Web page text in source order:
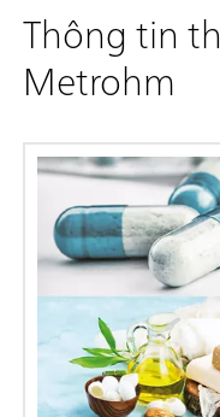
Thông tin
Metrohm